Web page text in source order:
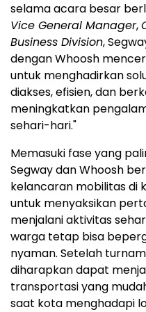
selama acara besar
Vice General Manager,
Business Division,
dengan Whoosh
untuk menghadirkan
diakses, efisien, dan
meningkatkan
sehari-hari."
Memasuki fase yang
Segway dan Whoosh
kelancaran mobilitas di
untuk menyaksikan
menjalani aktivitas
warga tetap bisa
nyaman. Setelah
diharapkan dapat
transportasi yang
saat kota menghadapi